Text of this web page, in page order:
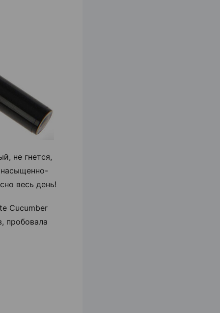
не гнется,
весь день!
Cucumber
пробовала